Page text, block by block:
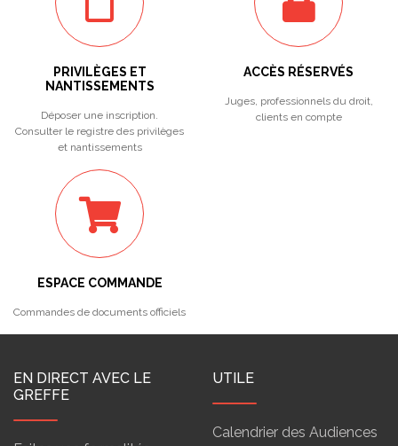
PRIVILÈGES ET
NANTISSEMENTS
Déposer une inscription.
Consulter le registre des privilèges
et nantissements
ACCÈS RÉSERVÉS
Juges, professionnels du droit,
clients en compte
ESPACE COMMANDE
Commandes de documents officiels
EN DIRECT AVEC LE
GREFFE
UTILE
Calendrier des Audiences